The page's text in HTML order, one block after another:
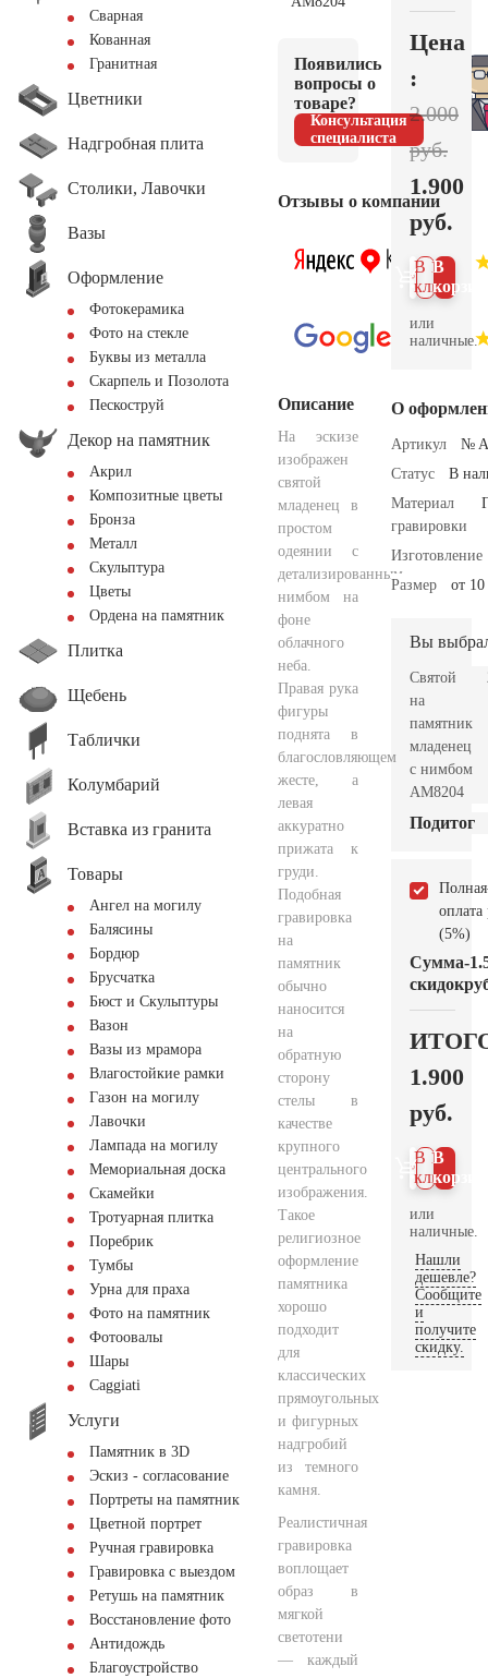
Сварная
Кованная
Гранитная
Цветники
Надгробная плита
Столики, Лавочки
Вазы
Оформление
Фотокерамика
Фото на стекле
Буквы из металла
Скарпель и Позолота
Пескоструй
Декор на памятник
Акрил
Композитные цветы
Бронза
Металл
Скульптура
Цветы
Ордена на памятник
Плитка
Щебень
Таблички
Колумбарий
Вставка из гранита
Товары
Ангел на могилу
Балясины
Бордюр
Брусчатка
Бюст и Скульптуры
Вазон
Вазы из мрамора
Влагостойкие рамки
Газон на могилу
Лавочки
Лампада на могилу
Мемориальная доска
Скамейки
Тротуарная плитка
Поребрик
Тумбы
Урна для праха
Фото на памятник
Фотоовалы
Шары
Сaggiati
Услуги
Памятник в 3D
Эскиз - согласование
Портреты на памятник
Цветной портрет
Ручная гравировка
Гравировка с выездом
Ретушь на памятник
Восстановление фото
Антидождь
Благоустройство
Появились
вопросы о
товаре?
Консультация
специалиста
Отзывы о компании
Описание
На эскизе
изображен
святой
младенец в
простом
одеянии с
детализированным
нимбом на
фоне
облачного
неба.
Правая рука
фигуры
поднята в
благословляющем
жесте, а
левая
аккуратно
прижата к
груди.
Подобная
гравировка
на
памятник
обычно
наносится
на
обратную
сторону
стелы в
качестве
крупного
центрального
изображения.
Такое
религиозное
оформление
памятника
хорошо
подходит
для
классических
прямоугольных
и фигурных
надгробий
из темного
камня.
Реалистичная
гравировка
воплощает
образ в
мягкой
светотени
— каждый
Цена
:
2.000
руб.
1.900
руб.
В
В 1
клик
или
наличные.
О
Артикул
№
Статус
В
Материал
гравировки
Изготовление
Размер
от
Вы
Святой
на
памятник
младенец
с нимбом
AM8204
Подитог
Полная
оплата
(5%)
Сумма
скидок
-
1.900
руб.
В
В 1
клик
или
наличные.
Нашли
дешевле?
Сообщите
и
получите
скидку.